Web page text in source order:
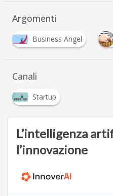
Argomenti
Business Angel
Canali
Startup
L’intelligenza
l’innovazione